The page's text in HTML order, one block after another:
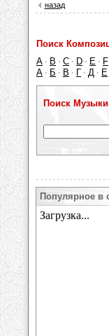
назад
Поиск
A · B · C · D · E · F
А · Б · В · Г · Д · Е
Поиск
Популярное в